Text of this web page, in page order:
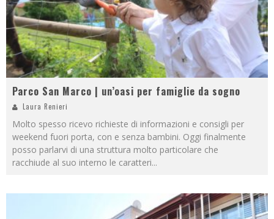
Parco San Marco | un’oasi per famiglie da sogno
Laura Renieri
Molto spesso ricevo richieste di informazioni e consigli per
weekend fuori porta, con e senza bambini. Oggi finalmente
posso parlarvi di una struttura molto particolare che
racchiude al suo interno le caratteri...